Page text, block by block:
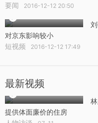
要闻 2016-12-12 20:50
对京东影响较小
短视频 2016-12-12 17:49
最新视频
提供体面廉价的住房